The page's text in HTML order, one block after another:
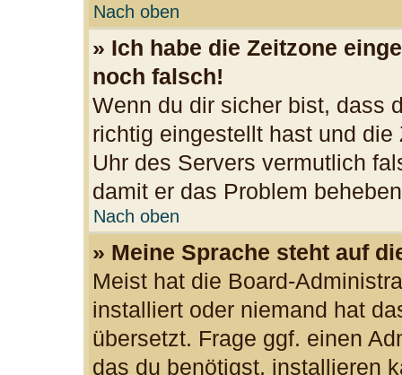
Nach oben
» Ich habe die Zeitzone
noch falsch!
Wenn du dir sicher bist, dass
richtig eingestellt hast und
Uhr des Servers vermutlich
damit er das Problem
Nach oben
» Meine Sprache steht auf
Meist hat die Board-
installiert oder niemand hat
übersetzt. Frage ggf. einen
das du benötigst, installieren